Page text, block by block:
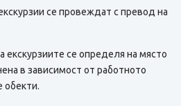
се провеждат с превод на
екскурзиите се определя на място
в зависимост от работното
обекти.